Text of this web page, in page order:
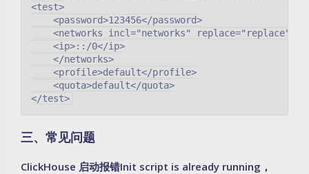
<test>
    <password>123456</password>
    <networks incl="networks" replace="replace">
    <ip>::/0</ip>
    </networks>
    <profile>default</profile>
    <quota>default</quota>
三、常见问题
ClickHouse 启动报错Init script is already running，